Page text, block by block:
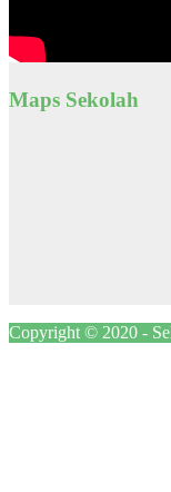
Maps Sekolah
Copyright © 2020 -